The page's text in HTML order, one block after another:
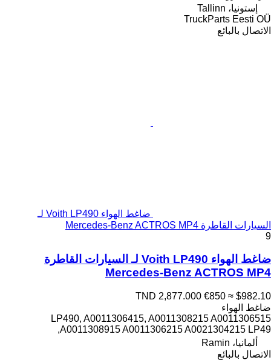
إستونيا، Tallinn
TruckParts Eesti OÜ
الاتصال بالبائع
ضاغط الهواء Voith LP490 لـ
السيارات القاطرة Mercedes-Benz ACTROS MP4
9
ضاغط الهواء Voith LP490 لـ السيارات القاطرة
Mercedes-Benz ACTROS MP4
TND 2,877.000 €850 ≈ $982.10
ضاغط الهواء
LP490, A0011306415, A0011308215 A0011306515
A0011308915 A0011306215 A0021304215 LP49,
ألمانيا، Ramin
الاتصال بالبائع